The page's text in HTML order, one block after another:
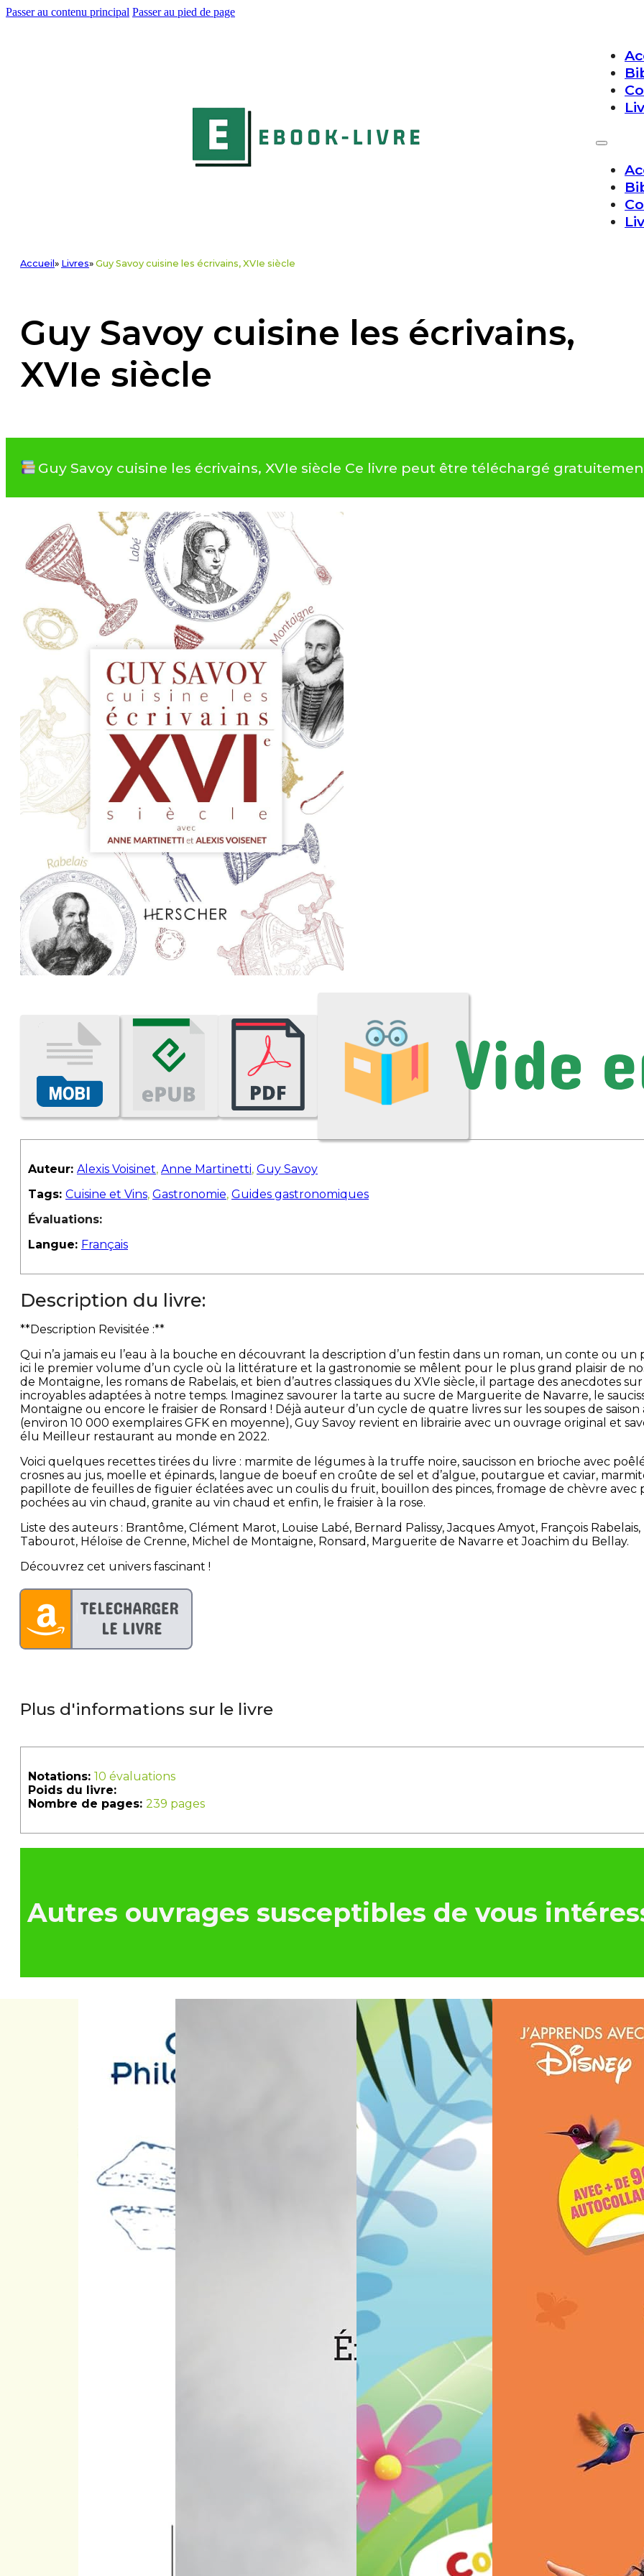
Passer au contenu principal Passer au pied de page
Accueil » Livres» Guy Savoy cuisine les écrivains, XVIe siècle
Guy Savoy cuisine les écrivains,
XVIe siècle
Guy Savoy cuisine les écrivains, XVIe siècle Ce livre peut être téléchargé
Auteur: Alexis Voisinet, Anne Martinetti, Guy Savoy
Tags: Cuisine et Vins, Gastronomie, Guides gastronomiques
Évaluations:
Langue: Français
Description du livre:
**Description Revisitée :**
Qui n’a jamais eu l’eau à la bouche en découvrant la description d’un festin dans un roman, un conte ou
ici le premier volume d’un cycle où la littérature et la gastronomie se mêlent pour le plus grand plaisir de
de Montaigne, les romans de Rabelais, et bien d’autres classiques du XVIe siècle, il partage des anecdotes
incroyables adaptées à notre temps. Imaginez savourer la tarte au sucre de Marguerite de Navarre, le
Montaigne ou encore le fraisier de Ronsard ! Déjà auteur d’un cycle de quatre livres sur les soupes de
(environ 10 000 exemplaires GFK en moyenne), Guy Savoy revient en librairie avec un ouvrage original et
élu Meilleur restaurant au monde en 2022.
Voici quelques recettes tirées du livre : marmite de légumes à la truffe noire, saucisson en brioche avec
crosnes au jus, moelle et épinards, langue de boeuf en croûte de sel et d’algue, poutargue et caviar,
papillote de feuilles de figuier éclatées avec un coulis du fruit, bouillon des pinces, fromage de chèvre avec
pochées au vin chaud, granite au vin chaud et enfin, le fraisier à la rose.
Liste des auteurs : Brantôme, Clément Marot, Louise Labé, Bernard Palissy, Jacques Amyot, François
Tabourot, Héloïse de Crenne, Michel de Montaigne, Ronsard, Marguerite de Navarre et Joachim du Bellay.
Découvrez cet univers fascinant !
Plus d'informations sur le livre
Notations: 10 évaluations
Poids du livre:
Nombre de pages: 239 pages
Autres ouvrages susceptibles de vous